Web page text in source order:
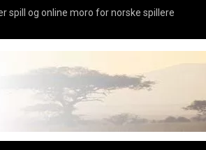
spill og online moro for norske spillere